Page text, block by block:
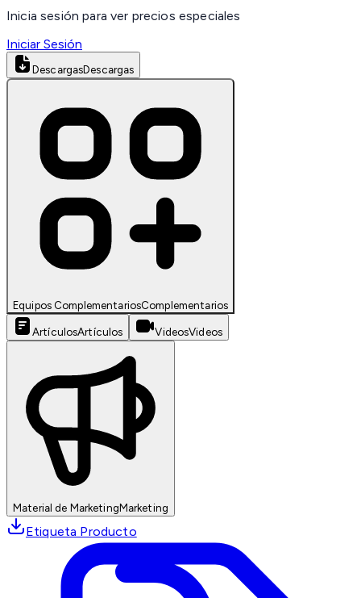
Inicia sesión para ver precios especiales
Iniciar Sesión
DescargasDescargas
Equipos ComplementariosComplementarios
ArtículosArtículos VideosVideos
Material de MarketingMarketing
Etiqueta Producto